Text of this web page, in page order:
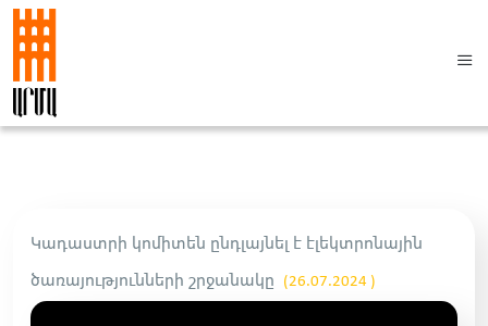
Կադաստրի կոմիտեն ընդլայնել է էլեկտրոնային
ծառայությունների շրջանակը
(26.07.2024 )